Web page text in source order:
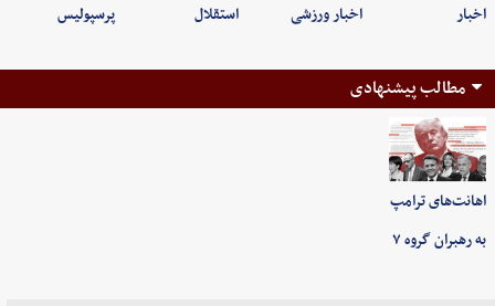
اخبار اخبار ورزشی استقلال پرسپولیس
مطالب پیشنهادی
اهانت‌های ترامپ
به رهبران گروه ۷